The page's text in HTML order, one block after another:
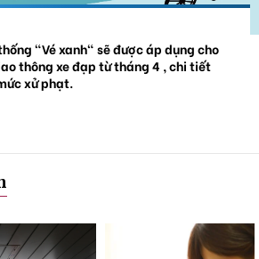
"Vé xanh" sẽ được áp dụng cho
thông xe đạp từ tháng 4 , chi tiết
xử phạt.